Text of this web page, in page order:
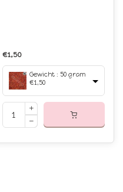
€1,50
Gewicht : 50 gram
€1,50